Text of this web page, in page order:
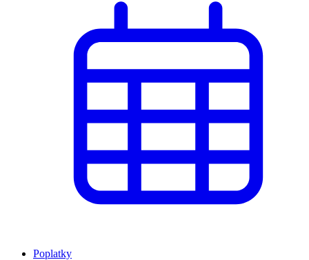
Poplatky